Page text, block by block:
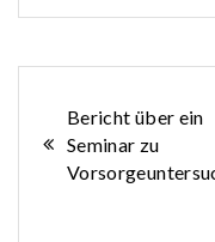
Bericht über ein
Seminar zu